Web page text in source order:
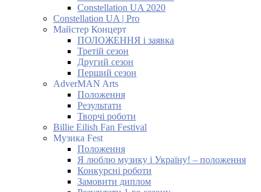
Constellation UA 2020
Constellation UA | Pro
Майстер Концерт
ПОЛОЖЕННЯ і заявка
Третій сезон
Другий сезон
Перший сезон
AdverMAN Arts
Положення
Результати
Творчі роботи
Billie Eilish Fan Festival
Музика Fest
Положення
Я люблю музику і Україну! – положення
Конкурсні роботи
Замовити диплом